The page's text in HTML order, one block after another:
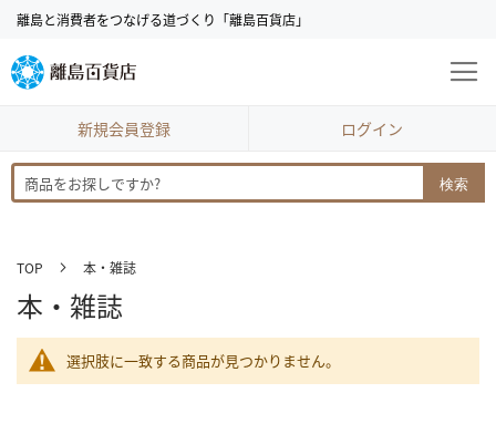
コ
ン
テ
ン
キ
ッ
プ
離島と消費者をつなげる道づくり「離島百貨店」
新規会員登録 ログイン
検索
TOP 本・雑誌
本・雑誌
選択肢に一致する商品が見つかりません。